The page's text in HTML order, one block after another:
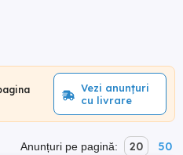
Vezi anunțuri
cu livrare
Anunțuri pe pagină: 20 50